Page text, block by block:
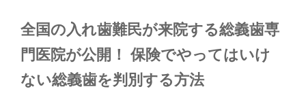
全国の入れ歯難民が来院する総義歯専
門医院が公開！ 保険でやってはいけ
ない総義歯を判別する方法